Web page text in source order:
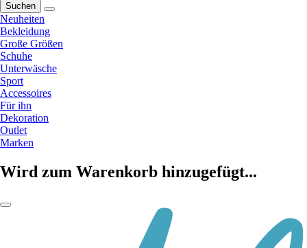
Suchen
Neuheiten
Bekleidung
Große Größen
Schuhe
Unterwäsche
Sport
Accessoires
Für ihn
Dekoration
Outlet
Marken
Wird zum Warenkorb hinzugefügt...